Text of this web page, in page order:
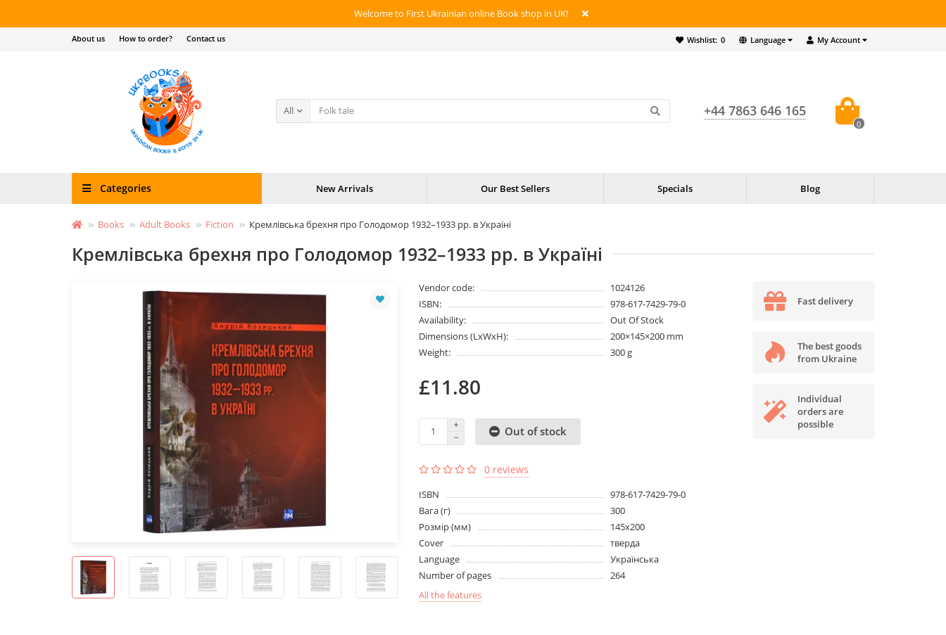
Welcome to First Ukrainian online Book shop in UK!
My Account
Language
Wishlist: 0
About us How to order? Contact us
All +44 7863 646 165
0
Categories New Arrivals Our Best Sellers Specials Blog
Books Adult Books Fiction Кремлівська брехня про Голодомор 1932–1933 рр. в Україні
Кремлівська брехня про Голодомор 1932–1933 рр. в Україні
Vendor code:
1024126
ISBN:
978-617-7429-79-0
Availability:
Out Of Stock
Dimensions (LxWxH):
200×145×200 mm
Weight:
300 g
£11.80
Out of stock
0 reviews
ISBN
978-617-7429-79-0
Вага (г)
300
Розмір (мм)
145х200
Cover
тверда
Language
Українська
Number of pages
264
All the features
Fast delivery
The best goods
from Ukraine
Individual
orders are
possible